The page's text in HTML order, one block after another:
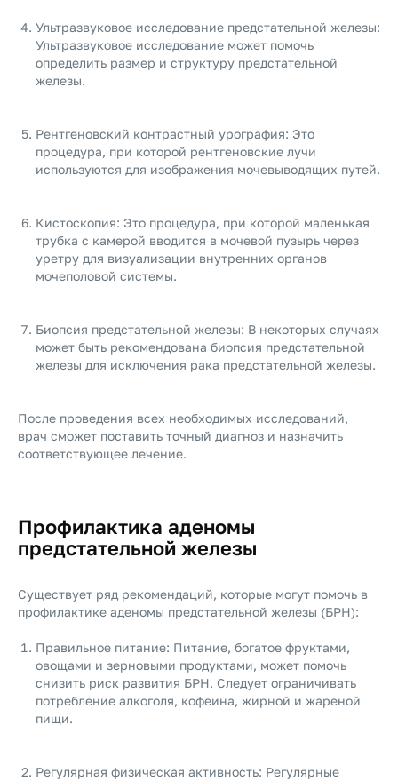
Ультразвуковое исследование предстательной железы:
Ультразвуковое исследование может помочь
определить размер и структуру предстательной
железы.
Рентгеновский контрастный урография: Это
процедура, при которой рентгеновские лучи
используются для изображения мочевыводящих путей.
Кистоскопия: Это процедура, при которой маленькая
трубка с камерой вводится в мочевой пузырь через
уретру для визуализации внутренних органов
мочеполовой системы.
Биопсия предстательной железы: В некоторых случаях
может быть рекомендована биопсия предстательной
железы для исключения рака предстательной железы.
После проведения всех необходимых исследований,
врач сможет поставить точный диагноз и назначить
соответствующее лечение.
Профилактика аденомы
предстательной железы
Существует ряд рекомендаций, которые могут помочь в
профилактике аденомы предстательной железы (БPH):
Правильное питание: Питание, богатое фруктами,
овощами и зерновыми продуктами, может помочь
снизить риск развития БPH. Следует ограничивать
потребление алкоголя, кофеина, жирной и жареной
пищи.
Регулярная физическая активность: Регулярные